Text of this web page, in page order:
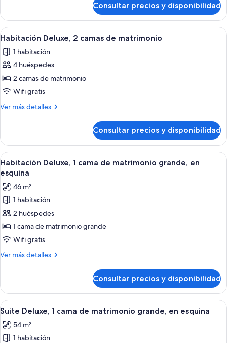
grande
Deluxe,
cama
matrimonio
grande
Consultar precios y disponibilidad
Abrir
todas
las
fotos
de
Habitación
Deluxe,
de
matrimonio
Habitación de hotel con dos camas,
8
Habitación Deluxe, 2 camas de matrimonio
1 habitación
4 huéspedes
2 camas de matrimonio
Wifi gratis
Ver más detalles
Más
Deluxe,
camas
de
matrimonio
Consultar precios y disponibilidad
Abrir
todas
las
fotos
de
Habitación
Deluxe,
1
cama
grande,
en
esquina
Habitación de hotel moderna con
6
Habitación Deluxe, 1 cama de matrimonio grande, en
esquina
46 m²
1 habitación
2 huéspedes
1 cama de matrimonio grande
Wifi gratis
Ver más detalles
Más
Deluxe,
cama
matrimonio
grande,
Consultar precios y disponibilidad
Abrir
todas
las
fotos
Habitación de hotel moderna con
9
Suite Deluxe, 1 cama de matrimonio grande, en esquina
54 m²
1 habitación